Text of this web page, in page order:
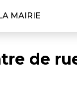
MAIRIE
de